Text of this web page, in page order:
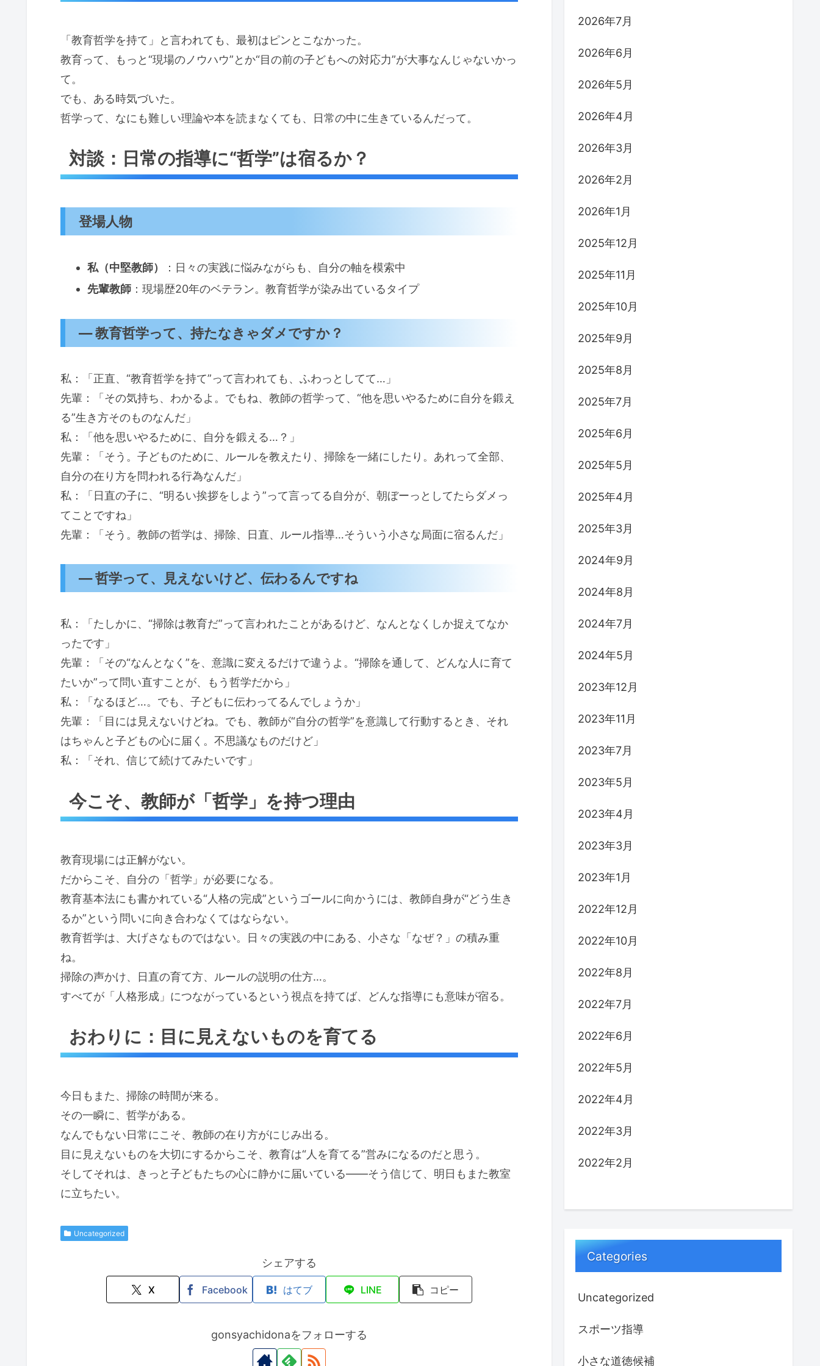
「教育哲学を持て」と言われても、最初はピンとこなかった。
教育って、もっと“現場のノウハウ”とか“目の前の子どもへの対応力”が大事なんじゃないかっ
て。
でも、ある時気づいた。
哲学って、なにも難しい理論や本を読まなくても、日常の中に生きているんだって。
対談：日常の指導に“哲学”は宿るか？
登場人物
私（中堅教師）
：日々の実践に悩みながらも、自分の軸を模索中
先輩教師：現場歴20年のベテラン。教育哲学が染み出ているタイプ
― 教育哲学って、持たなきゃダメですか？
私：「正直、“教育哲学を持て”って言われても、ふわっとしてて…」
先輩：「その気持ち、わかるよ。でもね、教師の哲学って、“他を思いやるために自分を鍛え
る”生き方そのものなんだ」
私：「他を思いやるために、自分を鍛える…？」
先輩：「そう。子どものために、ルールを教えたり、掃除を一緒にしたり。あれって全部、
自分の在り方を問われる行為なんだ」
私：「日直の子に、“明るい挨拶をしよう”って言ってる自分が、朝ぼーっとしてたらダメっ
てことですね」
先輩：「そう。教師の哲学は、掃除、日直、ルール指導…そういう小さな局面に宿るんだ」
― 哲学って、見えないけど、伝わるんですね
私：「たしかに、“掃除は教育だ”って言われたことがあるけど、なんとなくしか捉えてなか
ったです」
先輩：「その“なんとなく”を、意識に変えるだけで違うよ。“掃除を通して、どんな人に育て
たいか”って問い直すことが、もう哲学だから」
私：「なるほど…。でも、子どもに伝わってるんでしょうか」
先輩：「目には見えないけどね。でも、教師が“自分の哲学”を意識して行動するとき、それ
はちゃんと子どもの心に届く。不思議なものだけど」
私：「それ、信じて続けてみたいです」
今こそ、教師が「哲学」を持つ理由
教育現場には正解がない。
だからこそ、自分の「哲学」が必要になる。
教育基本法にも書かれている“人格の完成”というゴールに向かうには、教師自身が“どう生き
るか”という問いに向き合わなくてはならない。
教育哲学は、大げさなものではない。日々の実践の中にある、小さな「なぜ？」の積み重
ね。
掃除の声かけ、日直の育て方、ルールの説明の仕方…。
すべてが「人格形成」につながっているという視点を持てば、どんな指導にも意味が宿る。
おわりに：目に見えないものを育てる
今日もまた、掃除の時間が来る。
その一瞬に、哲学がある。
なんでもない日常にこそ、教師の在り方がにじみ出る。
目に見えないものを大切にするからこそ、教育は“人を育てる”営みになるのだと思う。
そしてそれは、きっと子どもたちの心に静かに届いている――そう信じて、明日もまた教室
に立ちたい。
Uncategorized
シェアする
X Facebook はてブ LINE コピー
gonsyachidonaをフォローする
2026年7月
2026年6月
2026年5月
2026年4月
2026年3月
2026年2月
2026年1月
2025年12月
2025年11月
2025年10月
2025年9月
2025年8月
2025年7月
2025年6月
2025年5月
2025年4月
2025年3月
2024年9月
2024年8月
2024年7月
2024年5月
2023年12月
2023年11月
2023年7月
2023年5月
2023年4月
2023年3月
2023年1月
2022年12月
2022年10月
2022年8月
2022年7月
2022年6月
2022年5月
2022年4月
2022年3月
2022年2月
Categories
Uncategorized
スポーツ指導
小さな道徳候補